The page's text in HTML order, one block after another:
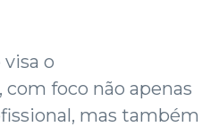
o
foco não apenas
mas também